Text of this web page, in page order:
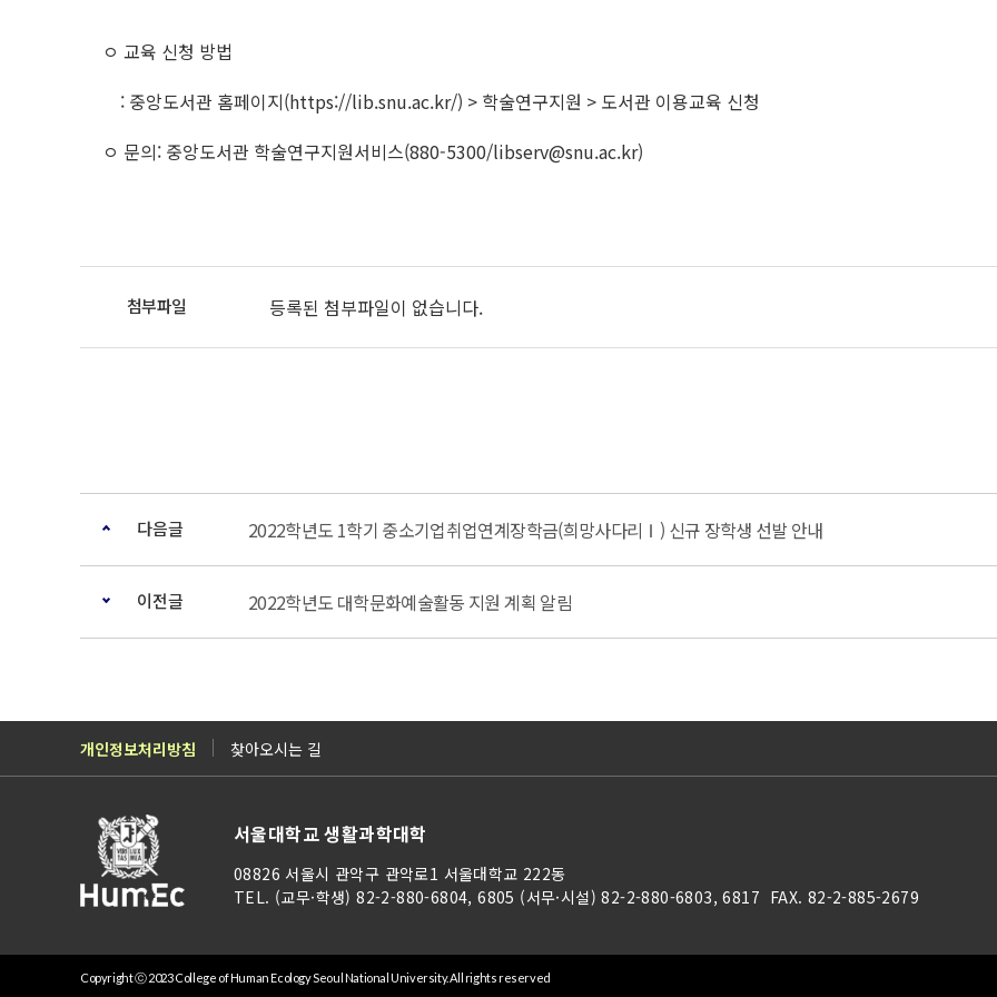
ㅇ 교육 신청 방법
: 중앙도서관 홈페이지(https://lib.snu.ac.kr/) > 학술연구지원 > 도서관 이용교육 신청
ㅇ 문의: 중앙도서관 학술연구지원서비스(880-5300/libserv@snu.ac.kr)
등록된 첨부파일이 없습니다.
다음글 2022학년도 1학기 중소기업취업연계장학금(희망사다리Ⅰ) 신규 장학생 선발 안내
이전글 2022학년도 대학문화예술활동 지원 계획 알림
개인정보처리방침 찾아오시는 길
서울대학교 생활과학대학
08826 서울시 관악구 관악로1 서울대학교 222동
TEL. (교무·학생) 82-2-880-6804, 6805 (서무·시설) 82-2-880-6803, 6817 FAX. 82-2-885-2679
Copyright ⓒ 2023 College of Human Ecology Seoul National University. All rights reserved